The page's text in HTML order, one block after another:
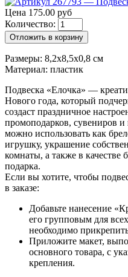
Цена 175.00 руб
Количество:
Отложить в корзину
Размеры: 8,2x8,5x0,8 см
Материал: пластик
Подвеска «Елочка» —
Нового года, который
создаст праздничное
промоподарков, сувениров
можно использовать как
игрушку, украшение
комнаты, а также в качестве
подарка.
Если вы хотите, чтобы
в заказе:
Добавьте нанесение
его групповым для
необходимо
Приложите макет,
основного товара, с
крепления.